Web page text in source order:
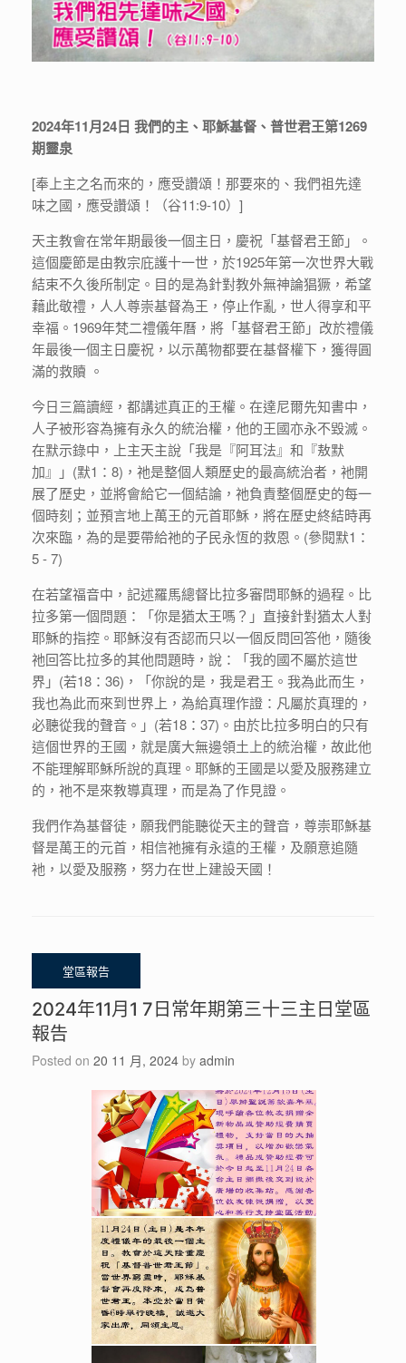
2024年11月24日 我們的主、耶穌基督、普世君王第1269
期靈泉
[奉上主之名而來的，應受讚頌！那要來的、我們祖先達
味之國，應受讚頌！（谷11:9-10）]
天主教會在常年期最後一個主日，慶祝「基督君王節」。
這個慶節是由教宗庇護十一世，於1925年第一次世界大戰
結束不久後所制定。目的是為針對教外無神論猖獗，希望
藉此敬禮，人人尊崇基督為王，停止作亂，世人得享和平
幸福。1969年梵二禮儀年曆，將「基督君王節」改於禮儀
年最後一個主日慶祝，以示萬物都要在基督權下，獲得圓
滿的救贖 。
今日三篇讀經，都講述真正的王權。在達尼爾先知書中，
人子被形容為擁有永久的統治權，他的王國亦永不毀滅。
在默示錄中，上主天主說「我是『阿耳法』和『敖默
加』」(默1：8)，祂是整個人類歷史的最高統治者，衪開
展了歷史，並將會給它一個結論，祂負責整個歷史的每一
個時刻；並預言地上萬王的元首耶穌，將在歷史終結時再
次來臨，為的是要帶給祂的子民永恆的救恩。(參閱默1：
5 - 7)
在若望福音中，記述羅馬總督比拉多審問耶穌的過程。比
拉多第一個問題：「你是猶太王嗎？」直接針對猶太人對
耶穌的指控。耶穌沒有否認而只以一個反問回答他，隨後
祂回答比拉多的其他問題時，說：「我的國不屬於這世
界」(若18：36)，「你說的是，我是君王。我為此而生，
我也為此而來到世界上，為給真理作證：凡屬於真理的，
必聽從我的聲音。」(若18：37)。由於比拉多明白的只有
這個世界的王國，就是廣大無邊領土上的統治權，故此他
不能理解耶穌所說的真理。耶穌的王國是以愛及服務建立
的，祂不是來教導真理，而是為了作見證。
我們作為基督徒，願我們能聽從天主的聲音，尊崇耶穌基
督是萬王的元首，相信祂擁有永遠的王權，及願意追隨
衪，以愛及服務，努力在世上建設天國！
2024年11月1 7日常年期第三十三主日堂區
報告
Posted on 20 11 月, 2024 by admin